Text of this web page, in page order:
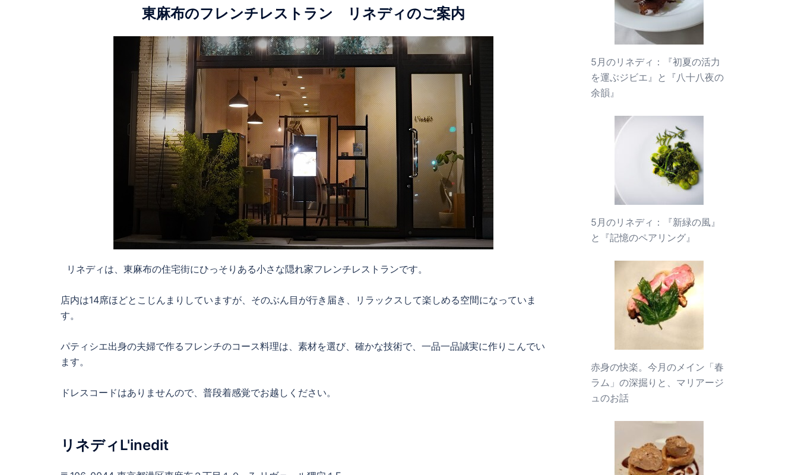
東麻布のフレンチレストラン リネディのご案内
リネディは、東麻布の住宅街にひっそりある小さな隠れ家フレンチレストランです。
店内は14席ほどとこじんまりしていますが、そのぶん目が行き届き、リラックスして楽しめる空間になっていま
す。
パティシエ出身の夫婦で作るフレンチのコース料理は、素材を選び、確かな技術で、一品一品誠実に作りこんでい
ます。
ドレスコードはありませんので、普段着感覚でお越しください。
リネディL'inedit
5月のリネディ：『初夏の活力
を運ぶジビエ』と『八十八夜の
余韻』
5月のリネディ：『新緑の風』
と『記憶のペアリング』
赤身の快楽。今月のメイン「春
ラム」の深掘りと、マリアージ
ュのお話